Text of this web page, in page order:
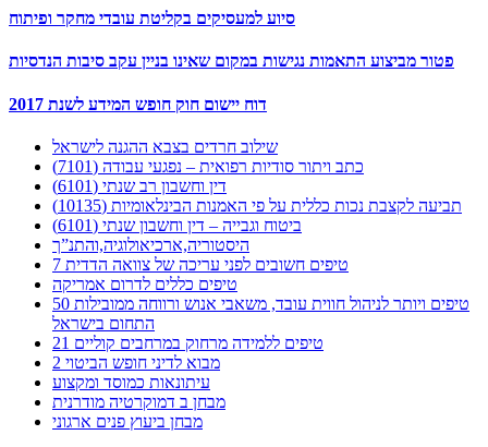
סיוע למעסיקים בקליטת עובדי מחקר ופיתוח
פטור מביצוע התאמות נגישות במקום שאינו בניין עקב סיבות הנדסיות
דוח יישום חוק חופש המידע לשנת 2017
שילוב חרדים בצבא ההגנה לישראל
כתב ויתור סודיות רפואית – נפגעי עבודה (7101)
דין וחשבון רב שנתי (6101)
תביעה לקצבת נכות כללית על פי האמנות הבינלאומיות (10135)
ביטוח וגבייה – דין וחשבון שנתי (6101)
היסטוריה,ארכיאולוגיה,והתנ”ך
7 טיפים חשובים לפני עריכה של צוואה הדדית
טיפים כללים לדרום אמריקה
50 טיפים ויותר לניהול חווית עובד, משאבי אנוש ורווחה ממובילות
התחום בישראל
21 טיפים ללמידה מרחוק במרחבים קוליים
מבוא לדיני חופש הביטוי 2
עיתונאות כמוסד ומקצוע
מבחן ב דמוקרטיה מודרנית
מבחן ביעוץ פנים ארגוני